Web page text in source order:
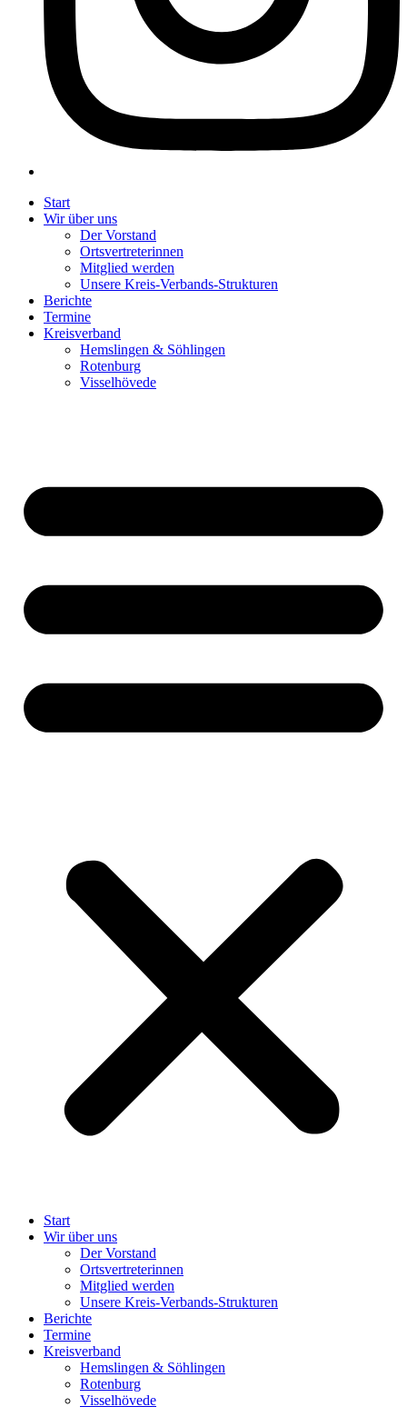
Start
Wir über uns
Der Vorstand
Ortsvertreterinnen
Mitglied werden
Unsere Kreis-Verbands-Strukturen
Berichte
Termine
Kreisverband
Hemslingen & Söhlingen
Rotenburg
Visselhövede
Start
Wir über uns
Der Vorstand
Ortsvertreterinnen
Mitglied werden
Unsere Kreis-Verbands-Strukturen
Berichte
Termine
Kreisverband
Hemslingen & Söhlingen
Rotenburg
Visselhövede